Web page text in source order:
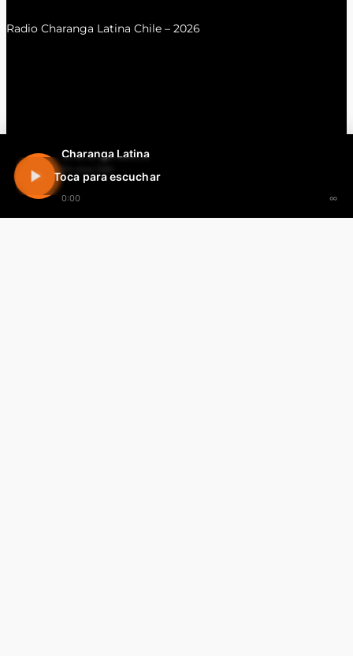
Charanga Latina
En vivo 24h
0:00 ∞
Toca para escuchar
Radio Charanga Latina Chile – 2026